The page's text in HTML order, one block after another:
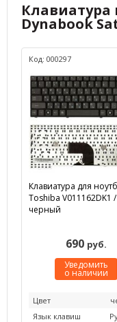
Клавиатура
Dynabook
Код: 000297
Клавиатура для
Toshiba V011162DK1 /
черный
690 руб.
Уведомить
о наличии
Цвет
Язык клавиш